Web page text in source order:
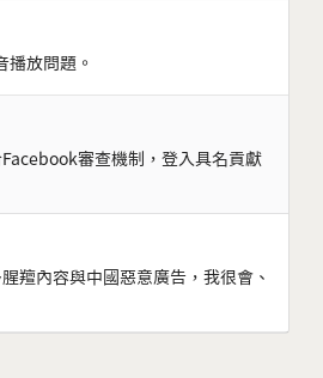
放問題。
審查機制，登入具名貢獻
羶內容與中國惡意廣告，我很會、